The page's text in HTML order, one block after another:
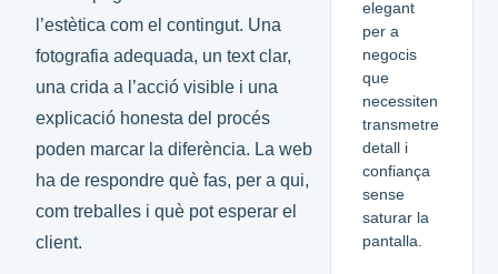
l’estètica com el contingut. Una
fotografia adequada, un text clar,
una crida a l’acció visible i una
explicació honesta del procés
poden marcar la diferència. La web
ha de respondre què fas, per a qui,
com treballes i què pot esperar el
client.
elegant
per a
negocis
que
necessiten
transmetre
detall i
confiança
sense
saturar la
pantalla.